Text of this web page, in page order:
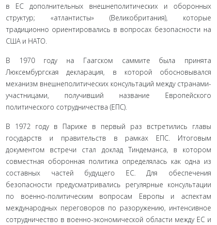
в ЕС дополнительных внешнеполитических и оборонных
структур; «атлантисты» (Великобритания), которые
традиционно ориентировались в вопросах безопасности на
США и НАТО.
В 1970 году на Гаагском саммите была принята
Люксембургская декларация, в которой обосновывался
механизм внешнеполитических консультаций между странами-
участницами, получивший название Европейского
политического сотрудничества (ЕПС).
В 1972 году в Париже в первый раз встретились главы
государств и правительств в рамках ЕПС. Итоговым
документом встречи стал доклад Тиндеманса, в котором
совместная оборонная политика определялась как одна из
составных частей будущего ЕС. Для обеспечения
безопасности предусматривались регулярные консультации
по военно-политическим вопросам Европы и аспектам
международных переговоров по разоружению, интенсивное
сотрудничество в военно-экономической области между ЕС и